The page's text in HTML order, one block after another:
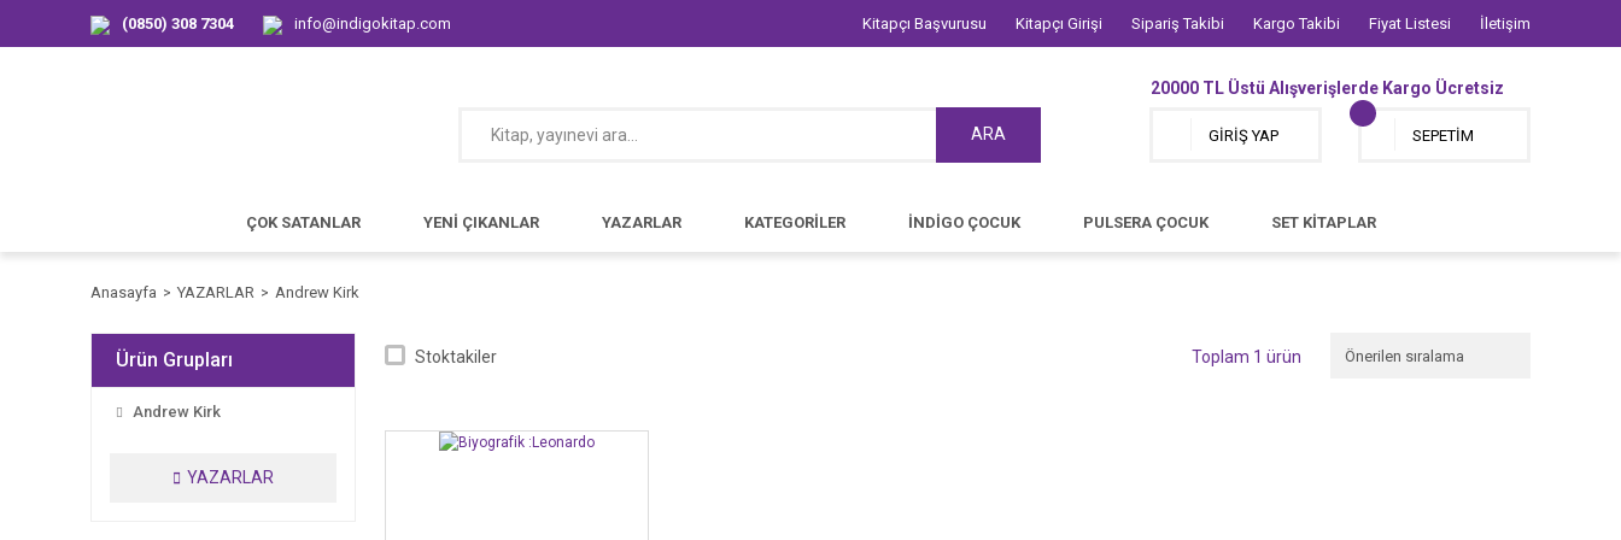
(0850) 308 7304 info@indigokitap.com Kitapçı Başvurusu Kitapçı Girişi Sipariş Takibi Kargo Takibi Fiyat Listesi İletişim
ARA
20000 TL Üstü Alışverişlerde Kargo Ücretsiz
GİRİŞ YAP SEPETİM
ÇOK SATANLAR YENİ ÇIKANLAR YAZARLAR KATEGORİLER İNDİGO ÇOCUK PULSERA ÇOCUK SET KİTAPLAR
Anasayfa YAZARLAR Andrew Kirk
Ürün Grupları
Andrew Kirk
YAZARLAR
Stoktakiler Toplam 1 ürün